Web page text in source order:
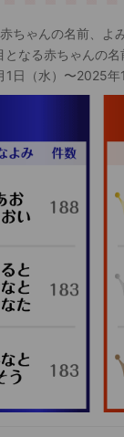
ちゃんの名前、よ
となる赤ちゃんの
日（水）〜2025年